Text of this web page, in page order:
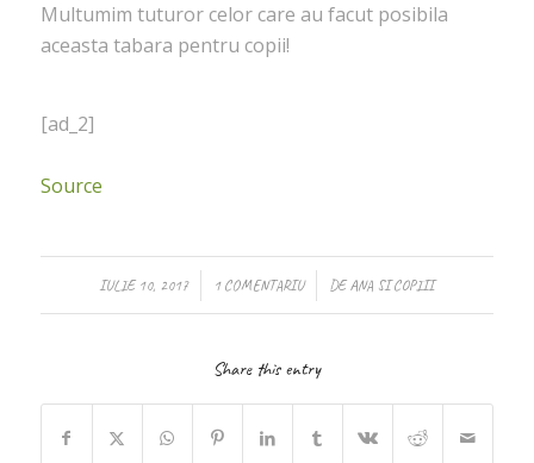
Multumim tuturor celor care au facut posibila
aceasta tabara pentru copii!
[ad_2]
Source
IULIE 10, 2017
/ 1 COMENTARIU
/ DEANA SI COPIII
Share this entry